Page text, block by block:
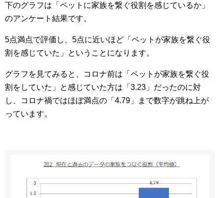
下のグラフは「ペットに家族を繋ぐ役割を感じているか」
のアンケート結果です。
5点満点で評価し、5点に近いほど「ペットが家族を繋ぐ役
割を感じていた」ということになります。
グラフを見てみると、コロナ前は「ペットが家族を繋ぐ役
割をしていた」と感じていた方は「3.23」だったのに対
し、コロナ禍ではほぼ満点の「4.79」まで数字が跳ね上が
っています。